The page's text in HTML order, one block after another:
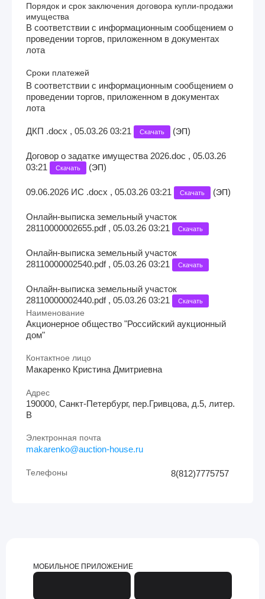
Порядок и срок заключения договора купли-продажи
имущества
В соответствии с информационным сообщением о
проведении торгов, приложенном в документах
лота
Сроки платежей
В соответствии с информационным сообщением о
проведении торгов, приложенном в документах
лота
ДКП .docx , 05.03.26 03:21 Скачать (ЭП)
Договор о задатке имущества 2026.doc , 05.03.26
03:21
Скачать (ЭП)
09.06.2026 ИС .docx , 05.03.26 03:21 Скачать (ЭП)
Онлайн-выписка земельный участок
28110000002655.pdf , 05.03.26 03:21
Скачать
Онлайн-выписка земельный участок
28110000002540.pdf , 05.03.26 03:21
Скачать
Онлайн-выписка земельный участок
28110000002440.pdf , 05.03.26 03:21
Скачать
Наименование
Акционерное общество "Российский аукционный
дом"
Контактное лицо
Макаренко Кристина Дмитриевна
Адрес
190000, Санкт-Петербург, пер.Гривцова, д.5, литер.
В
Электронная почта
makarenko@auction-house.ru
Телефоны 8(812)7775757
МОБИЛЬНОЕ ПРИЛОЖЕНИЕ